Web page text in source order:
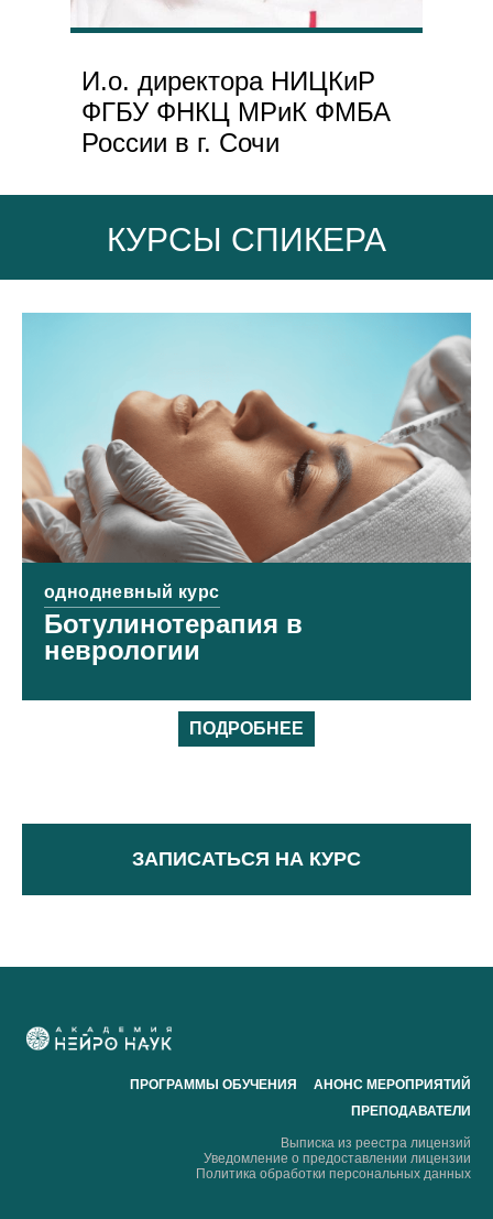
И.о. директора НИЦКиР
ФГБУ ФНКЦ МРиК ФМБА
России в г. Сочи
КУРСЫ СПИКЕРА
однодневный курс
Ботулинотерапия в
неврологии
ПОДРОБНЕЕ
ЗАПИСАТЬСЯ НА КУРС
ПРОГРАММЫ ОБУЧЕНИЯ
АНОНС МЕРОПРИЯТИЙ
ПРЕПОДАВАТЕЛИ
Выписка из реестра лицензий
Уведомление о предоставлении лицензии
Политика обработки персональных данных